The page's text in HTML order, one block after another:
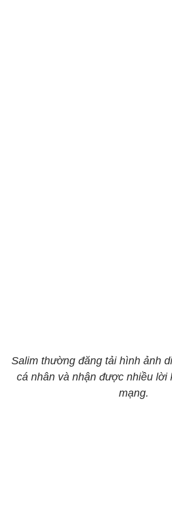
Salim thường đăng tải hình ảnh
cá nhân và nhận được nhiều lời
mạng.